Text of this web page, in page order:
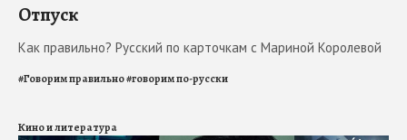
Отпуск
Как правильно? Русский по карточкам с Мариной Королевой
#Говорим правильно#говорим по-русски
Кино и литература